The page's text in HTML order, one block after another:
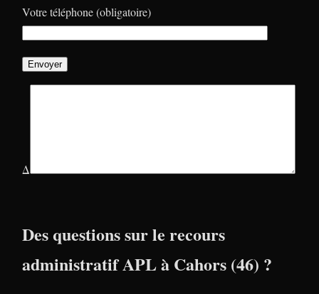
Votre téléphone (obligatoire)
Δ
Des questions sur le recours
administratif APL à Cahors (46) ?